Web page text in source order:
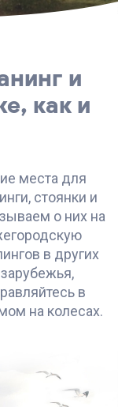
и
как и
места для
стоянки и
о них на
в других
в
на колесах.